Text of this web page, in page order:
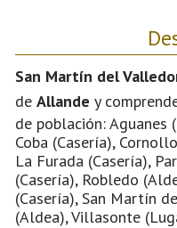
San Martín del
de Allande y
de población: Aguanes
Coba (Casería),
La Furada (Casería),
(Casería), Robledo
(Casería), San Martín
(Aldea), Villasonte